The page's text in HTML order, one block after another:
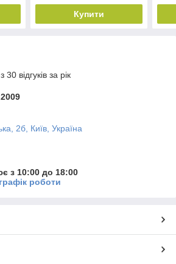
Купити
відгуків за рік
2б, Київ, Україна
з 10:00 до 18:00
роботи